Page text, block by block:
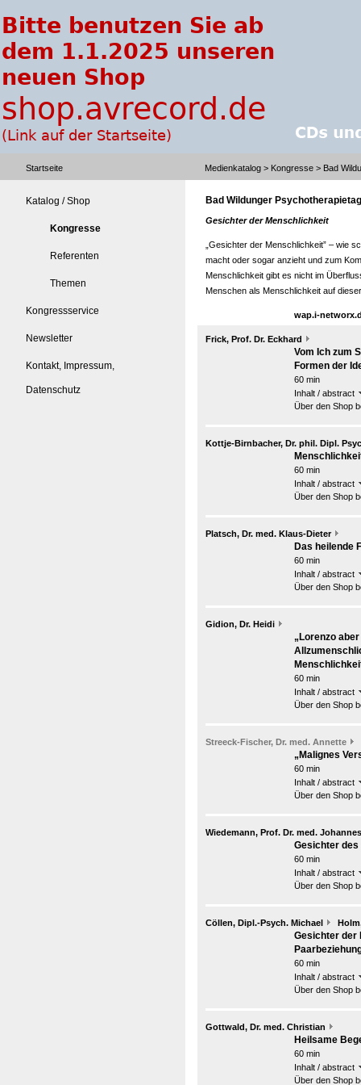
Startseite Medienkatalog > Kongresse > Bad
Katalog / Shop
Kongresse
Referenten
Themen
Kongressservice
Newsletter
Kontakt, Impressum,
Datenschutz
Bad Wildunger
Gesichter der Menschlichkeit
„Gesichter der Menschlichkeit” – wie
macht oder sogar anzieht und zum
Menschlichkeit gibt es nicht im
Menschen als Menschlichkeit auf
wap.i-
Frick, Prof. Dr. Eckhard
Vom Ich zum
Formen der
60 min
Inhalt / abstract
Über den Shop
Kottje-Birnbacher, Dr. phil. Dipl.
60 min
Inhalt / abstract
Über den Shop
Platsch, Dr. med. Klaus-Dieter
Das heilende
60 min
Inhalt / abstract
Über den Shop
Gidion, Dr. Heidi
„Lorenzo
60 min
Inhalt / abstract
Über den Shop
Streeck-Fischer, Dr. med. Annette
„Malignes
60 min
Inhalt / abstract
Über den Shop
Wiedemann, Prof. Dr. med. Johannes
Gesichter
60 min
Inhalt / abstract
Über den Shop
Cöllen, Dipl.-Psych. Michael
Gesichter der
60 min
Inhalt / abstract
Über den Shop
Gottwald, Dr. med. Christian
Heilsame
60 min
Inhalt / abstract
Über den Shop